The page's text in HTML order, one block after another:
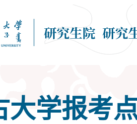
大学报考